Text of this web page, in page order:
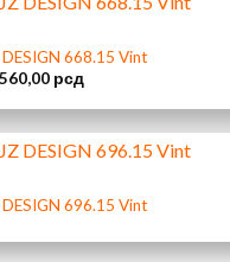
DESIGN 668.15 Vint
560,00 рсд
cena:
od
do
560,00 рсд
DESIGN 696.15 Vint